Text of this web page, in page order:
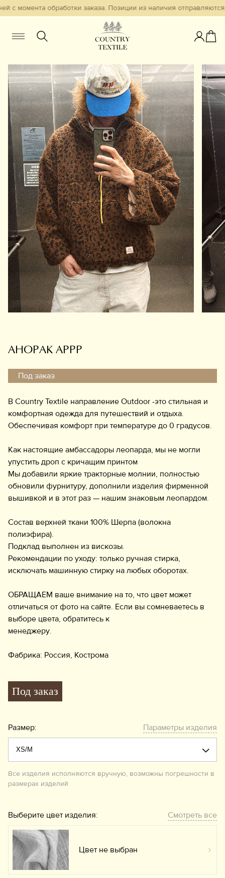
момента обработки заказа. Позиции из наличия отправляются
ЖенщинамМужчинамДетям
Смотреть всё Избранное
Новинки
В наличии
Бестселлеры
Одежда
Обувь
Аксессуары
Украшения
Информация
АНОРАК АРРР
Под заказ
В Country Textile направление Outdoor -это стильная и
комфортная одежда для путешествий и отдыха.
Обеспечивая комфорт при температуре до 0 градусов.
Как настоящие амбассадоры леопарда, мы не могли
упустить дроп с кричащим принтом
Мы добавили яркие тракторные молнии, полностью
обновили фурнитуру, дополнили изделия фирменной
вышивкой и в этот раз — нашим знаковым леопардом.
Состав верхней ткани 100% Шерпа (волокна
полиэфира).
Подклад выполнен из вискозы.
Рекомендации по уходу: только ручная стирка,
исключать машинную стирку на любых оборотах.
ОБРАЩАЕМ ваше внимание на то, что цвет может
отличаться от фото на сайте. Если вы сомневаетесь в
выборе цвета, обратитесь к
менеджеру.
Фабрика: Россия, Кострома
Под заказ
Размер: Параметры изделия
Все изделия исполняются вручную, возможны погрешности в
размерах изделий
Выберите цвет изделия: Смотреть все
Цвет не выбран